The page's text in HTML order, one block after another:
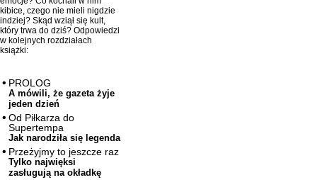
kibice, czego nie mieli nigdzie
indziej? Skąd wziął się kult,
który trwa do dziś? Odpowiedzi
w kolejnych rozdziałach
książki:
PROLOG
A mówili, że gazeta żyje
jeden dzień
Od Piłkarza do
Supertempa
Jak narodziła się legenda
Przeżyjmy to jeszcze raz
Tylko najwięksi
zasługują na okładkę